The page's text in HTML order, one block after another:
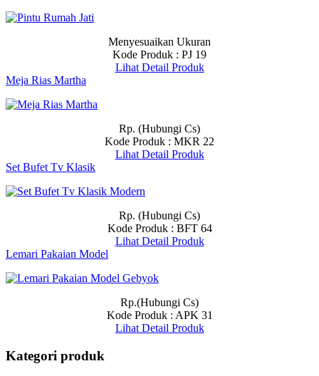
Menyesuaikan Ukuran
Kode Produk : PJ 19
Lihat Detail Produk
Meja Rias Martha
Rp. (Hubungi Cs)
Kode Produk : MKR 22
Lihat Detail Produk
Set Bufet Tv Klasik
Rp. (Hubungi Cs)
Kode Produk : BFT 64
Lihat Detail Produk
Lemari Pakaian Model
Rp.(Hubungi Cs)
Kode Produk : APK 31
Lihat Detail Produk
Kategori produk